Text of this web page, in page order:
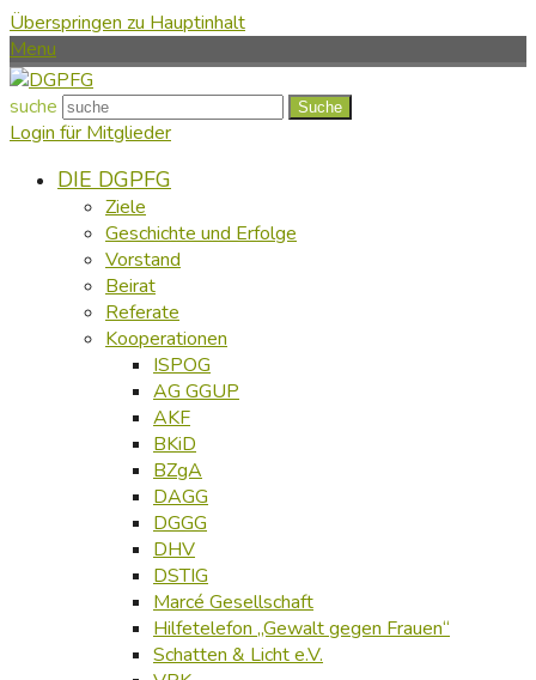
Überspringen zu Hauptinhalt
Menu
suche Suche
Login für Mitglieder
DIE DGPFG
Ziele
Geschichte und Erfolge
Vorstand
Beirat
Referate
Kooperationen
ISPOG
AG GGUP
AKF
BKiD
BZgA
DAGG
DGGG
DHV
DSTIG
Marcé Gesellschaft
Hilfetelefon „Gewalt gegen Frauen“
Schatten & Licht e.V.